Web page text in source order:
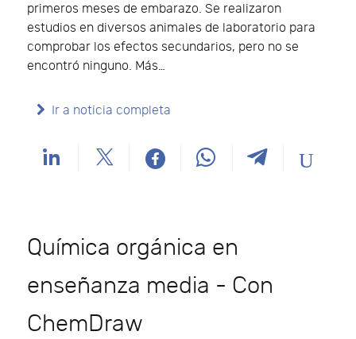
primeros meses de embarazo. Se realizaron
estudios en diversos animales de laboratorio para
comprobar los efectos secundarios, pero no se
encontró ninguno. Más…
Ir a noticia completa
Química orgánica en
enseñanza media - Con
ChemDraw